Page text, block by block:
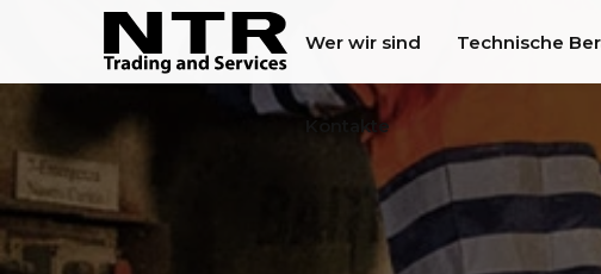
Wer wir sind Technische
Kontakte